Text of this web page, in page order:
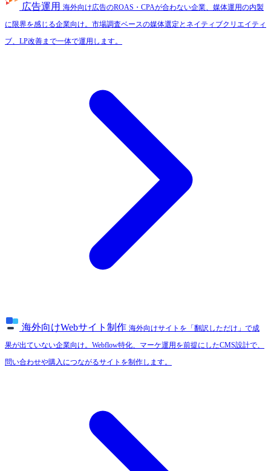
広告運用 海外向け広告のROAS・CPAが合わない企業、媒体運用の内製
に限界を感じる企業向け。市場調査ベースの媒体選定とネイティブクリエイティ
ブ、LP改善まで一体で運用します。
海外向けWebサイト制作 海外向けサイトを「翻訳しただけ」で成
果が出ていない企業向け。Webflow特化、マーケ運用を前提にしたCMS設計で、
問い合わせや購入につながるサイトを制作します。